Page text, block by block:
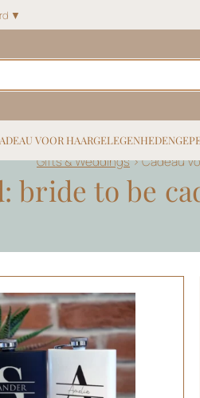
▼
VOOR HAARGELEGENHEDEN
Gifts & Weddings>Cadeau
bride to be